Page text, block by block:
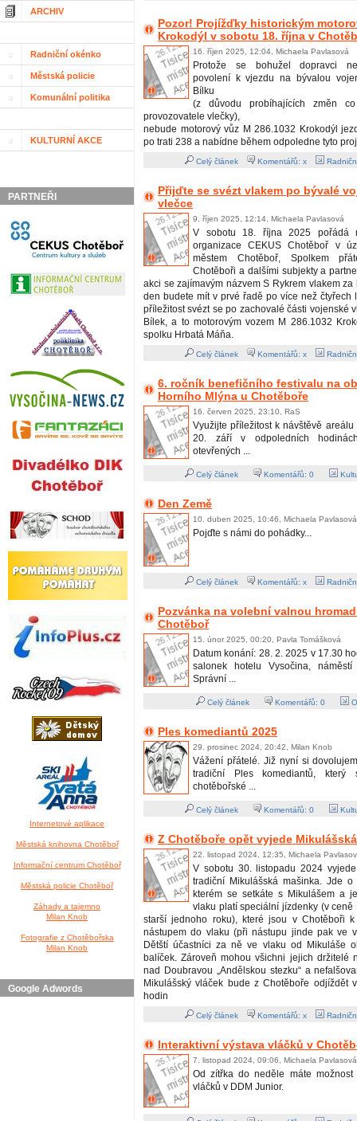
ARCHIV
Radniční okénko
Městská policie
Komunální politika
KULTURNÍ AKCE
PARTNEŘI
Internetové aplikace
Městská knihovna Chotěboř
Informační centrum Chotěboř
Městská policie Chotěboř
Záhady a tajemno
Milan Knob
Fotografie z Chotěbořska
Milan Knob
Google Adwords
Pozor! Projížďky historickým
Krokodýl v sobotu 18. října v
16. říjen 2025, 12:04, Michaela Pavlasová
Protože se bohužel dopravci
povolení k vjezdu na bývalou
Bílku
(z důvodu probíhajících změn
provozovatele vlečky),
nebude motorový vůz M 286.1032 Krokodýl
po trati 238 a nabídne během odpoledne tyto
Celý článek Komentářů: x
Přijďte se svézt vlakem po bývalé
vlečce
9. říjen 2025, 12:14, Michaela Pavlasová
V sobotu 18. října 2025 pořádá
organizace CEKUS Chotěboř v
městem Chotěboř, Spolkem
Chotěboři a dalšími subjekty a
akci se zajímavým názvem S Rykrem vlakem za
den budete mít v prvé řadě po více než čtyřech
příležitost svézt se po zachovalé části vojenské
Bílek, a to motorovým vozem M 286.1032
spolku Hrbatá Máňa.
Celý článek Komentářů: x
6. ročník benefičního festivalu na
Horního Mlýna u Chotěboře
16. červen 2025, 23:10, RaS
Využijte příležitost k návštěvě
20. září v odpoledních
otevřených ...
Celý článek Komentářů: 0
Den Země
10. duben 2025, 10:46, Michaela Pavlasová
Pojďte s námi do pohádky...
Celý článek Komentářů: x
Pozvánka na volební valnou
Chotěboř
15. únor 2025, 00:20, Pavla Tomášková
Datum konání: 28. 2. 2025 v 17.30
salonek hotelu Vysočina, náměstí
Správní ...
Celý článek Komentářů: 0
Ples komediantů 2025
29. prosinec 2024, 20:42, Milan Knob
Vážení přátelé. Již nyní si
tradiční Ples komediantů, který
chotěbořské ...
Celý článek Komentářů: 0
Z Chotěboře opět vyjede
22. listopad 2024, 12:35, Michaela
V sobotu 30. listopadu 2024
tradiční Mikulášská mašinka. Jde
kterém se setkáte s Mikulášem a
vlaku platí speciální jízdenky (v ceně
starší jednoho roku), které jsou v Chotěboři
nástupem do vlaku (při nástupu jinde pak ve
Dětští účastníci za ně ve vlaku od Mikuláše
balíček. Zároveň mohou všichni jejich držitelé
nad Doubravou „Andělskou stezku“ a
Mikulášský vláček bude z Chotěboře odjíždět
hodin
Celý článek Komentářů: x
Interaktivní výstava vláčků v
7. listopad 2024, 09:06, Michaela Pavlasová
Od zítřka do neděle máte možnost
vláčků v DDM Junior.